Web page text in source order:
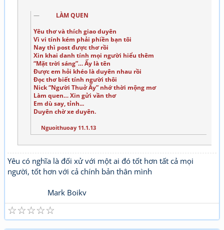
LÀM QUEN
Yêu thơ và thích giao duyên
Vì vi tính kém phải phiền bạn tôi
Nay thì post được thơ rồi
Xin khai danh tính mọi người hiểu thêm
“Mặt trời sáng”… Ấy là tên
Được em hỏi khéo là duyên nhau rồi
Đọc thơ biết tính người thôi
Nick “Người Thuở Ấy” nhớ thời mộng mơ
Làm quen… Xin gửi vần thơ
Em dù say, tỉnh...
Duyên chờ xe duyên.
Nguoithuoay 11.1.13
Yêu có nghĩa là đối xử với một ai đó tốt hơn tất cả mọi
người, tốt hơn với cả chính bản thân mình
Mark Boikv
☆
☆
☆
☆
☆